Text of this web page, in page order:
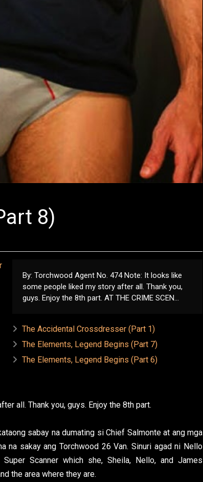
8)
By: Torchwood Agent No. 474 Note: It looks like
some people liked my story after all. Thank you,
guys. Enjoy the 8th part. AT THE CRIME SCEN...
The Accidental Crossdresser (Part 1)
The Elements, Legend Begins (Part 7)
The Elements, Legend Begins (Part 6)
all. Thank you, guys. Enjoy the 8th part.
sabay na dumating si Chief Salmonte at ang mga
na sakay ang Torchwood 26 Van. Sinuri agad ni Nello
Scanner which she, Sheila, Nello, and James
the area where they are.